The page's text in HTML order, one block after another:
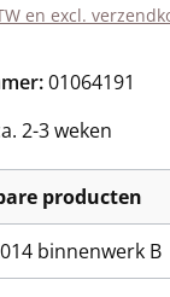
en excl.
01064191
2-3 weken
producten
binnenwerk B